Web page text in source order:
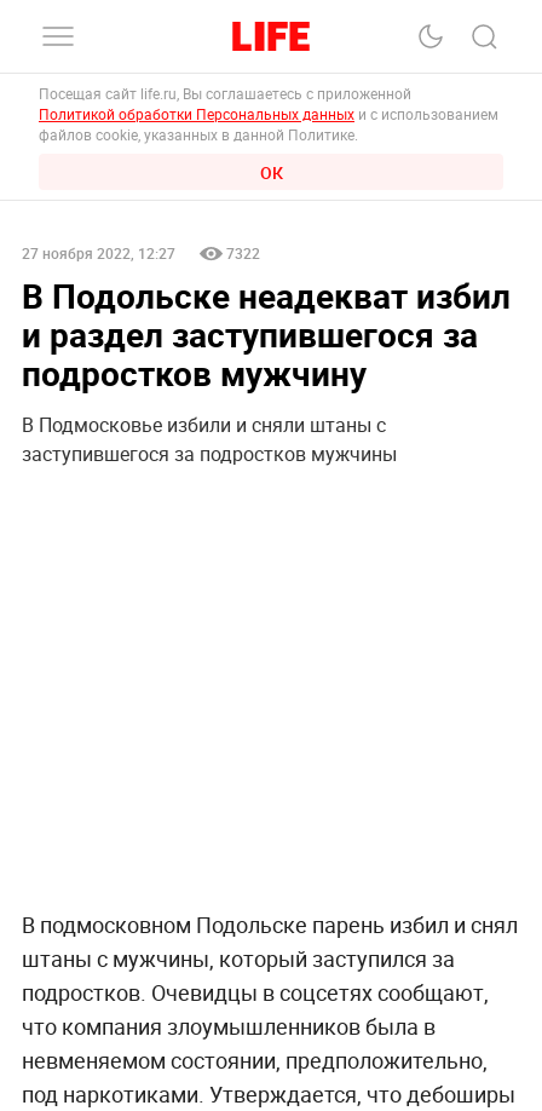
Посещая сайт life.ru, Вы соглашаетесь с приложенной
Политикой обработки Персональных данных и с использованием
файлов cookie, указанных в данной Политике.
ОК
27 ноября 2022, 12:27 7322
В Подольске неадекват избил
и раздел заступившегося за
подростков мужчину
В Подмосковье избили и сняли штаны с
заступившегося за подростков мужчины
В подмосковном Подольске парень избил и снял
штаны с мужчины, который заступился за
подростков. Очевидцы в соцсетях сообщают,
что компания злоумышленников была в
невменяемом состоянии, предположительно,
под наркотиками. Утверждается, что дебоширы